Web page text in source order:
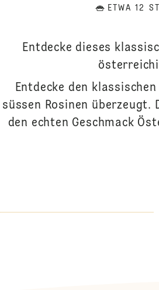
ETWA 12
Entdecke dieses
Entdecke den
süssen Rosinen
den echten Geschmack